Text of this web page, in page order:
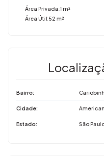
Área Privada:1 m²
Área Útil:52 m²
Bairro:
Cidade:
Estado: São